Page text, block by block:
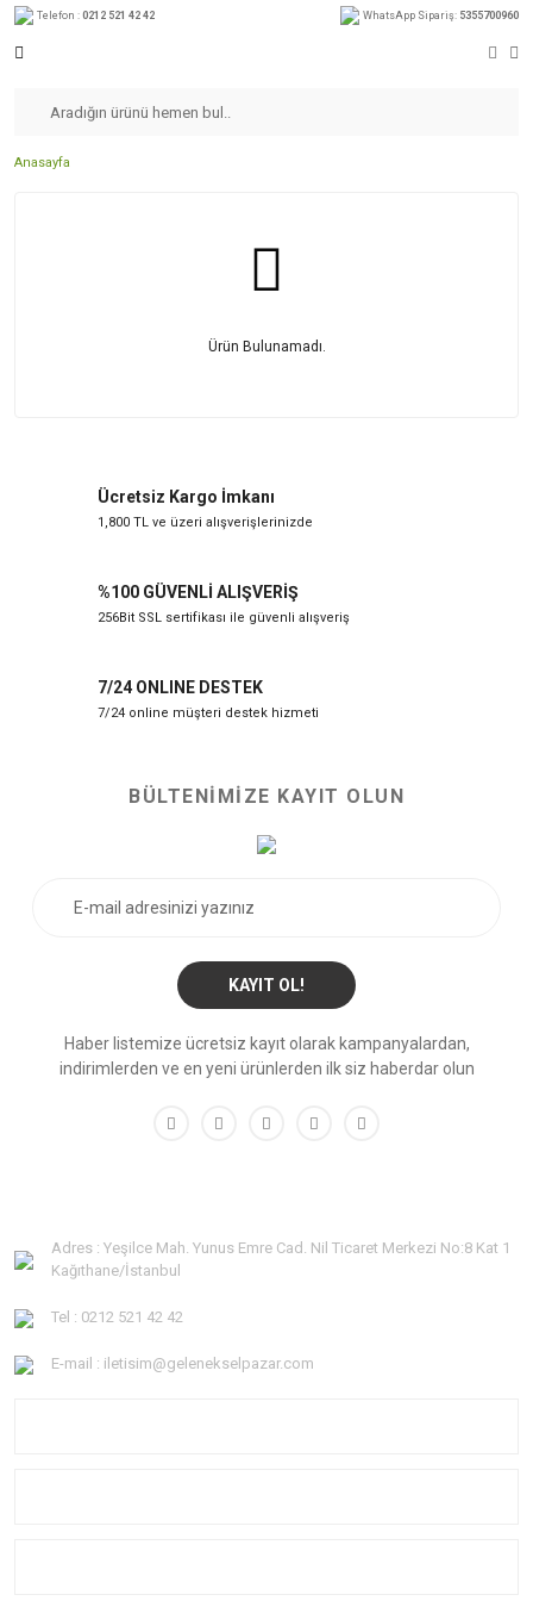
Telefon : 0212 521 42 42 WhatsApp Sipariş: 5355700960
Anasayfa
Ürün Bulunamadı.
Ücretsiz Kargo İmkanı
1,800 TL ve üzeri alışverişlerinizde
%100 GÜVENLİ ALIŞVERİŞ
256Bit SSL sertifikası ile güvenli alışveriş
7/24 ONLINE DESTEK
7/24 online müşteri destek hizmeti
BÜLTENİMİZE KAYIT OLUN
KAYIT OL!
Haber listemize ücretsiz kayıt olarak kampanyalardan,
indirimlerden ve en yeni ürünlerden ilk siz haberdar olun
Adres : Yeşilce Mah. Yunus Emre Cad. Nil Ticaret Merkezi No:8 Kat 1
Kağıthane/İstanbul
Tel : 0212 521 42 42
E-mail : iletisim@gelenekselpazar.com